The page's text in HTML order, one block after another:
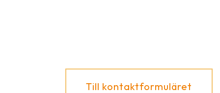
Till kontaktformuläret